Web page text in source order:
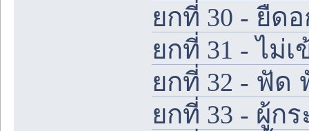
ยกที่ 30 - ยืด
ยกที่ 31 - ไม่
ยกที่ 32 - ฟัด
ยกที่ 33 - ผู้ก